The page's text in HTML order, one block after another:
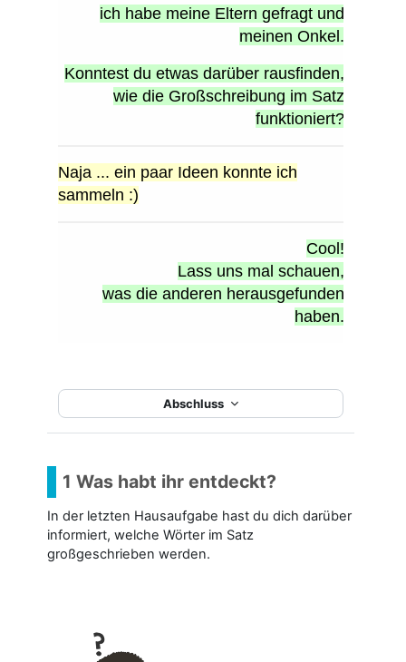
Abschluss
1 Was habt ihr entdeckt?
In der letzten Hausaufgabe hast du dich darüber
informiert, welche Wörter im Satz
großgeschrieben werden.